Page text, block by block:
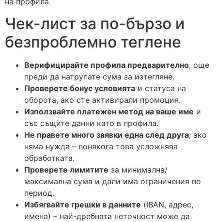
Чек-лист за по-бързо и
безпроблемно теглене
Верифицирайте профила предварително, още
преди да натрупате сума за изтегляне.
Проверете бонус условията и статуса на
оборота, ако сте активирали промоция.
Използвайте платежен метод на ваше име и
със същите данни като в профила.
Не правете много заявки една след друга, ако
няма нужда – понякога това усложнява
обработката.
Проверете лимитите за минимална/
максимална сума и дали има ограничения по
период.
Избягвайте грешки в данните (IBAN, адрес,
имена) – най-дребната неточност може да